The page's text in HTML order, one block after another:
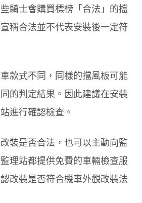
騎士會購買標榜「合法」的擋
稱合法並不代表安裝後一定符
款式不同，同樣的擋風板可能
的判定結果。因此建議在安裝
進行確認檢查。
裝是否合法，也可以主動向監
理站都提供免費的車輛檢查服
改裝是否符合機車外觀改裝法